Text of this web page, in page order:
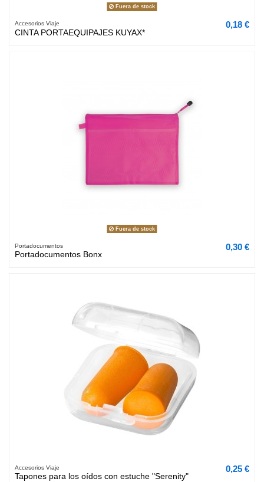
Fuera de stock
Accesorios Viaje
CINTA PORTAEQUIPAJES KUYAX*
0,18 €
Fuera de stock
Portadocumentos
Portadocumentos Bonx
0,30 €
Accesorios Viaje
Tapones para los oídos con estuche "Serenity"
0,25 €